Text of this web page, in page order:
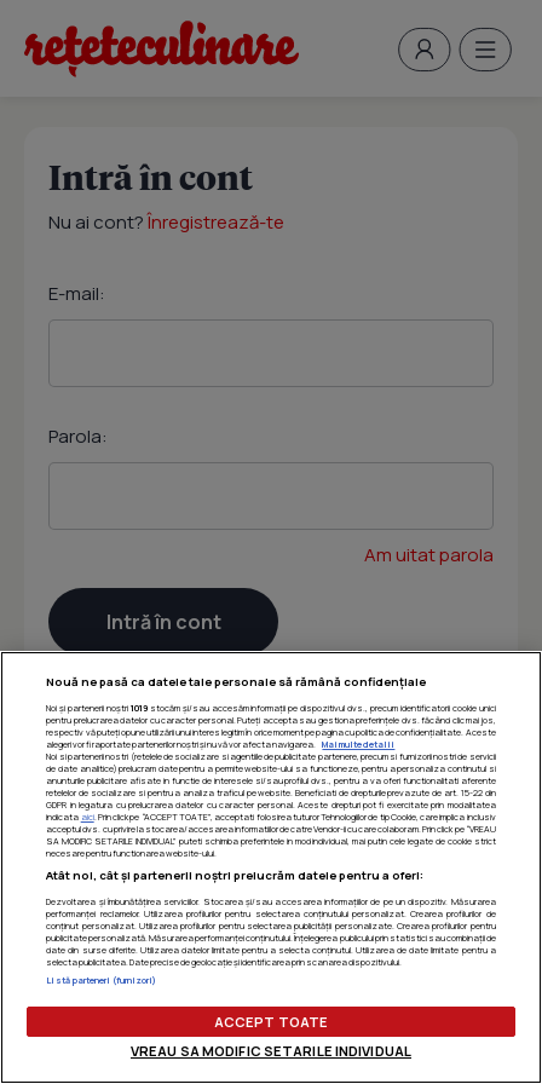
Intră în cont
Nu ai cont?Înregistrează-te
E-mail:
Parola:
Am uitat parola
Nouă ne pasă ca datele tale personale să rămână confidențiale
Noi și partenerii noștri 1019stocăm și/sau accesăm informații pe dispozitivul dvs., precum identificatorii cookie unici
pentru prelucrarea datelor cu caracter personal. Puteți accepta sau gestiona preferințele dvs. făcând clic mai jos,
respectiv vă puteți opune utilizării unui interes legitim în orice moment pe pagina cu politica de confidențialitate. Aceste
alegeri vor fi raportate partenerilor noștri și nu vă vor afecta navigarea.
Mai multe detalii
Noi si partenerii nostri (retelele de socializare si agentiile de publicitate partenere, precum si furnizorii nostri de servicii
de date analitice) prelucram date pentru a permite website-ului sa functioneze, pentru a personaliza continutul si
anunturile publicitare afisate in functie de interesele si/sau profilul dvs., pentru a va oferi functionalitati aferente
retelelor de socializare si pentru a analiza traficul pe website. Beneficiati de drepturile prevazute de art. 15-22 din
GDPR in legatura cu prelucrarea datelor cu caracter personal. Aceste drepturi pot fi exercitate prin modalitatea
indicata aici. Prin click pe “ACCEPT TOATE”, acceptati folosirea tuturor Tehnologiilor de tip Cookie, care implica inclusiv
acceptul dvs. cu privire la stocarea/accesarea informatiilor de catre Vendor-ii cu care colaboram. Prin click pe “VREAU
SA MODIFIC SETARILE INDIVIDUAL” puteti schimba preferintele in mod individual, mai putin cele legate de cookie strict
necesare pentru functionarea website-ului.
Atât noi, cât și partenerii noștri prelucrăm datele pentru a oferi:
Dezvoltarea și îmbunătățirea serviciilor. Stocarea și/sau accesarea informațiilor de pe un dispozitiv. Măsurarea
performanței reclamelor. Utilizarea profilurilor pentru selectarea conținutului personalizat. Crearea profilurilor de
conținut personalizat. Utilizarea profilurilor pentru selectarea publicității personalizate. Crearea profilurilor pentru
publicitate personalizată. Măsurarea performanței conținutului. Înțelegerea publicului prin statistici sau combinații de
date din surse diferite. Utilizarea datelor limitate pentru a selecta conținutul. Utilizarea de date limitate pentru a
selecta publicitatea. Date precise de geolocație și identificarea prin scanarea dispozitivului.
Listă parteneri (furnizori)
ACCEPT TOATE
VREAU SA MODIFIC SETARILE INDIVIDUAL